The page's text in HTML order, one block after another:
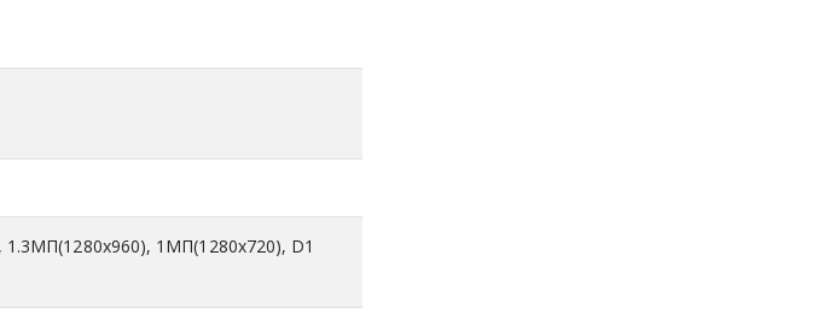
1МП(1280x720), D1